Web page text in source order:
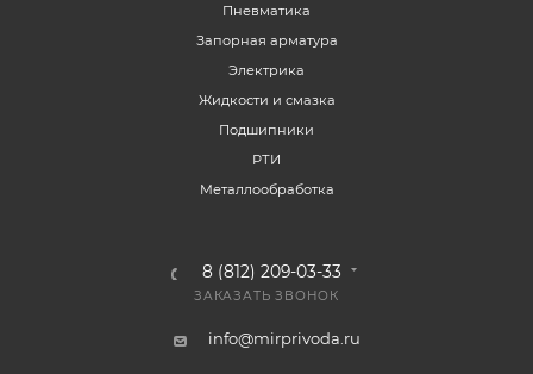
Пневматика
Запорная арматура
Электрика
Жидкости и смазка
Подшипники
РТИ
Металлообработка
8 (812) 209-03-33
ЗАКАЗАТЬ ЗВОНОК
info@mirprivoda.ru